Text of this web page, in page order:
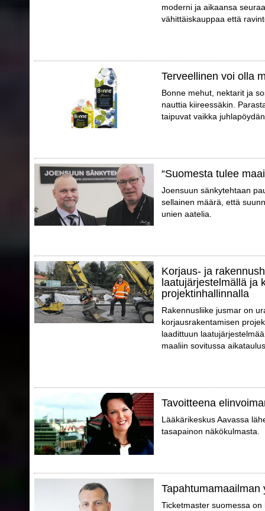
moderni ja aikaansa
vähittäiskauppaa että
Terveellinen voi olla
Bonne mehut, nektarit ja
nauttia kiireessäkin.
taipuvat vaikka
“Suomesta tulee
Joensuun sänkytehtaan
sellainen määrä, että
unien aatelia.
Korjaus- ja
laatujärjestelmällä ja
projektinhallinnalla
Rakennusliike jusmar on
korjausrakentamisen
laadittuun
maaliin sovitussa
Tavoitteena
Lääkärikeskus Aavassa
tasapainon näkökulmasta.
Tapahtumamaailman
Ticketmaster suomessa